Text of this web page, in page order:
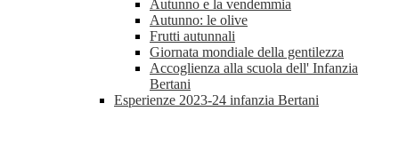
Autunno e la vendemmia
Autunno: le olive
Frutti autunnali
Giornata mondiale della gentilezza
Accoglienza alla scuola dell' Infanzia
Bertani
Esperienze 2023-24 infanzia Bertani